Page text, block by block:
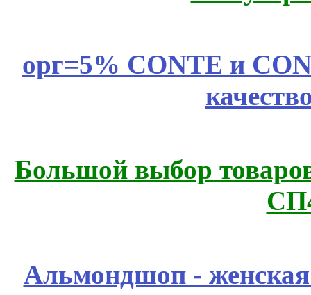
орг=5% CONTE и
Большой выбор
Альмондшоп -